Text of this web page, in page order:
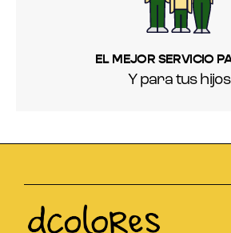
EL MEJOR SERVICIO
Y para tus hijos